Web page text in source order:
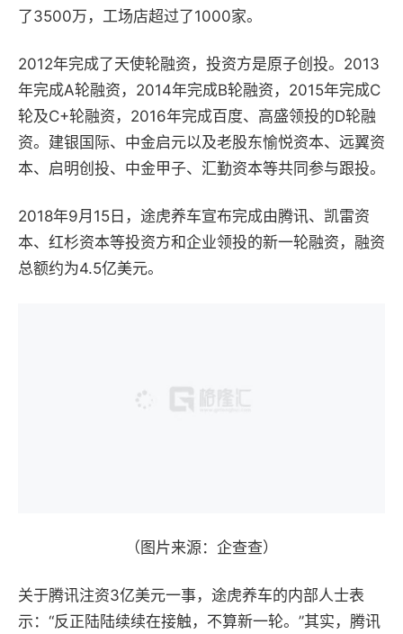
了3500万，工场店超过了1000家。
2012年完成了天使轮融资，投资方是原子创投。2013
年完成A轮融资，2014年完成B轮融资，2015年完成C
轮及C+轮融资，2016年完成百度、高盛领投的D轮融
资。建银国际、中金启元以及老股东愉悦资本、远翼资
本、启明创投、中金甲子、汇勤资本等共同参与跟投。
2018年9月15日，途虎养车宣布完成由腾讯、凯雷资
本、红杉资本等投资方和企业领投的新一轮融资，融资
总额约为4.5亿美元。
（图片来源：企查查）
关于腾讯注资3亿美元一事，途虎养车的内部人士表
示：“反正陆陆续续在接触，不算新一轮。”其实，腾讯